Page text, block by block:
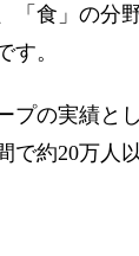
「食」の分
す。
プの実績と
で約20万人